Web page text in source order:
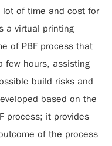
lot of time and cost for
a virtual printing
of PBF process that
few hours, assisting
build risks and
based on the
process; it provides
of the process